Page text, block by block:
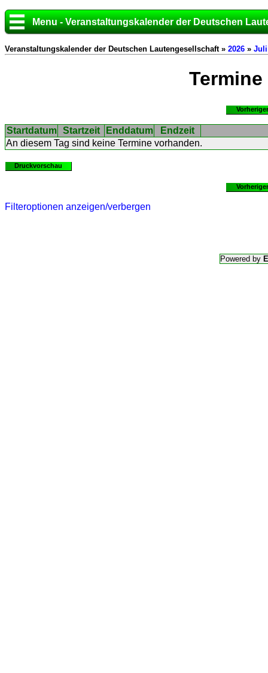
Menu - Veranstaltungskalender der Deutschen
Veranstaltungskalender der Deutschen Lautengesellschaft » 2026 » Juli
Termine
Startdatum Startzeit Enddatum
Endzeit
An diesem Tag sind keine Termine vorhanden.
Druckvorschau
Filteroptionen anzeigen/verbergen
Powered by